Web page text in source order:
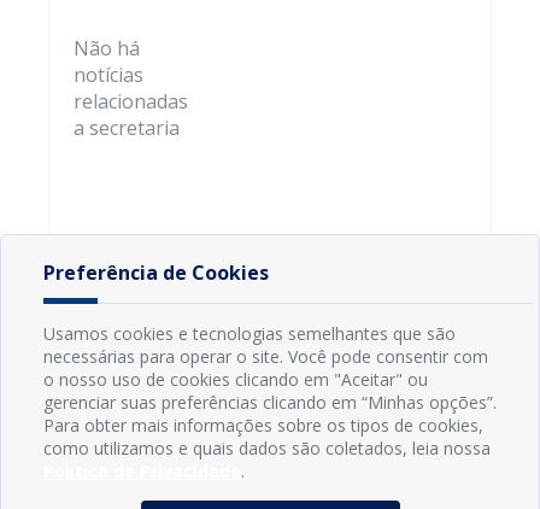
Não há
notícias
relacionadas
a secretaria
Preferência de Cookies
Usamos cookies e tecnologias semelhantes que são
necessárias para operar o site. Você pode consentir com
o nosso uso de cookies clicando em "Aceitar" ou
gerenciar suas preferências clicando em “Minhas opções”.
Para obter mais informações sobre os tipos de cookies,
como utilizamos e quais dados são coletados, leia nossa
.